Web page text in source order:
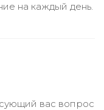
на каждый день.
вас вопрос